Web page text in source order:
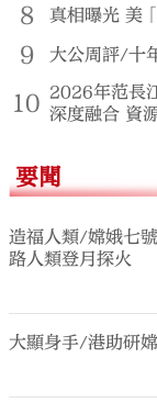
8 真相曝光 美
9 大公周評/十
10 2026年范長
深度融合 資
要聞
造福人類/嫦娥七
路人類登月探火
大顯身手/港助研